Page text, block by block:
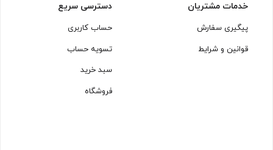
خدمات مشتریان
پیگیری سفارش
قوانین و شرایط
دسترسی سریع
حساب کاربری
تسویه حساب
سبد خرید
فروشگاه